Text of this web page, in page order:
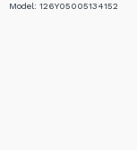
Model: 126Y05005134152